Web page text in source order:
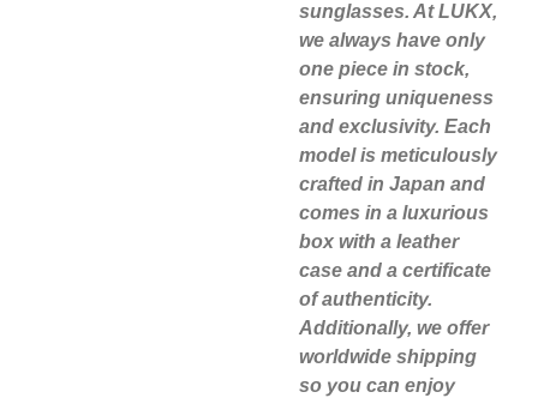
sunglasses. At LUKX,
we always have only
one piece in stock,
ensuring uniqueness
and exclusivity. Each
model is meticulously
crafted in Japan and
comes in a luxurious
box with a leather
case and a certificate
of authenticity.
Additionally, we offer
worldwide shipping
so you can enjoy